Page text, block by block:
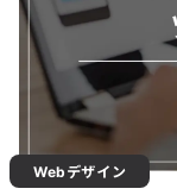
Webデザイン